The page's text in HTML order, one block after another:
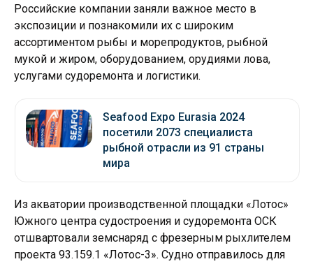
Российские компании заняли важное место в
экспозиции и познакомили их с широким
ассортиментом рыбы и морепродуктов, рыбной
мукой и жиром, оборудованием, орудиями лова,
услугами судоремонта и логистики.
Seafood Expo Eurasia 2024
посетили 2073 специалиста
рыбной отрасли из 91 страны
мира
Из акватории производственной площадки «Лотос»
Южного центра судостроения и судоремонта ОСК
отшвартовали земснаряд с фрезерным рыхлителем
проекта 93.159.1 «Лотос-3». Судно отправилось для